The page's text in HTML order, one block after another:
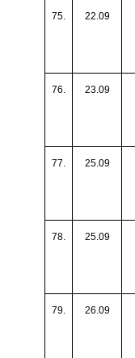
75. 22.09
76. 23.09
77. 25.09
78. 25.09
79. 26.09